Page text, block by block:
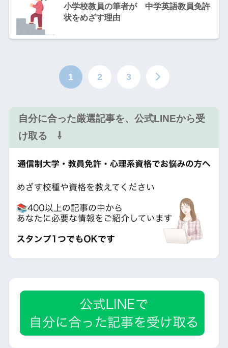
小学校教員の筆者が 中学英語教員免許
状をめざす理由
1 2 3
自分に合った厳選記事を、公式LINEから受
け取る ⇩